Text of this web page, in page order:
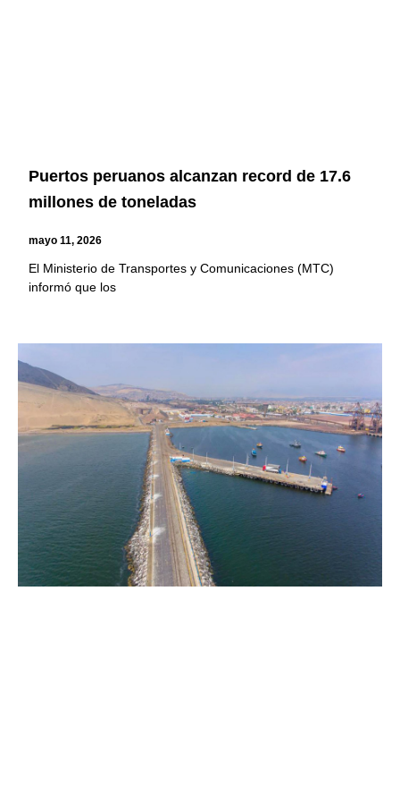
Puertos peruanos alcanzan record de 17.6
millones de toneladas
mayo 11, 2026
El Ministerio de Transportes y Comunicaciones (MTC)
informó que los